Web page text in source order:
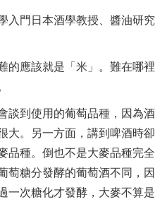
入門日本酒學教授、醬油研究
的應該就是「米」。難在哪裡
談到使用的葡萄品種，因為酒
大。另一方面，講到啤酒時卻
品種。倒也不是大麥品種完全
萄糖分發酵的葡萄酒不同，因
一次糖化才發酵，大麥不算是